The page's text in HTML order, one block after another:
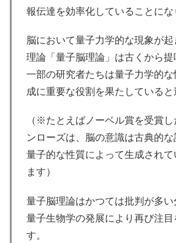
報伝達を効率化していることにな
脳において量子力学的な現象が
理論「量子脳理論」は古くから提
一部の研究者たちは量子力学的
成に重要な役割を果たしていると
（※たとえばノーベル賞を受賞
ンローズは、脳の意識は古典的
量子的な性質によって生成され
ます）
量子脳理論はかつては批判が多い
量子生物学の発展により再び注目
す。